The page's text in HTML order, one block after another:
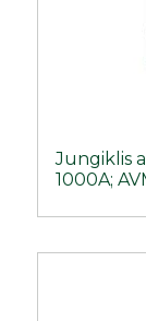
Jungiklis
1000A;